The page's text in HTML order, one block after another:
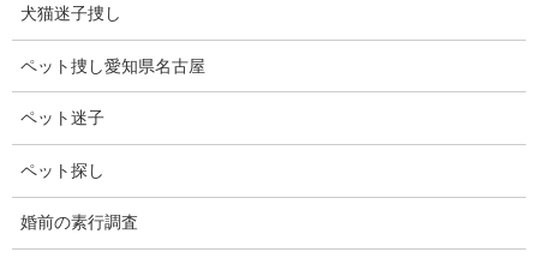
その結果、お客様は個人の探偵社に依頼したことと同じ結果にな
ります。
ホテルは昼間も暗いエントランスや駐車場がありますが、
暗所や夜も顔の写真は撮れますか？
弊社は暗所に強いカメラにF1.2とF2.8のGMⅡのレンズ等
及び暗視カメラを使用しておりますので暗所や夜も顔は撮れます
犬猫迷子捜し
ペット捜し愛知県名古屋
ペット迷子
ペット探し
婚前の素行調査